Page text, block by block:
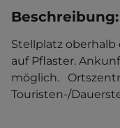
Beschreibung:
Stellplatz oberhalb
auf Pflaster.
möglich.
Touristen-/